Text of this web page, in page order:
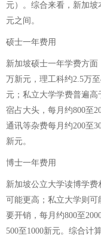
元）。综合来看，新加
元之间。
硕士一年费用
新加坡硕士一年学费方
万新元，理工科约2.5万
元；私立大学学费普遍
宿占大头，每月约800至
通讯等杂费每月约200至
新元。
博士一年费用
新加坡公立大学读博学
可能更高；私立大学则可
要开销，每月约800至
500至1000新元。综合计